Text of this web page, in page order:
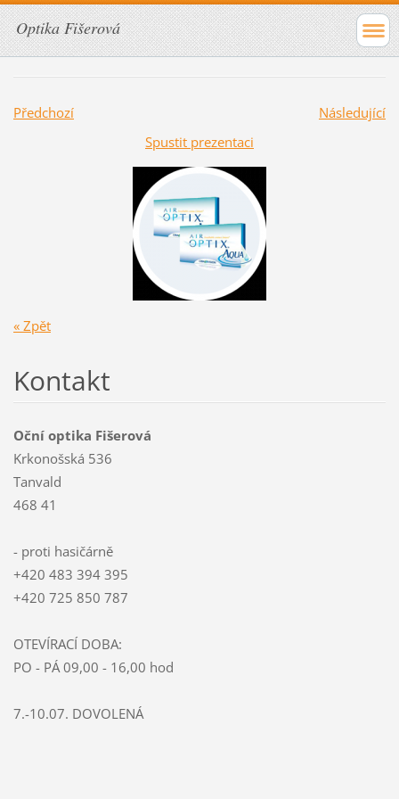
Optika Fišerová
Předchozí
Následující
Spustit prezentaci
« Zpět
Kontakt
Oční optika Fišerová
Krkonošská 536
Tanvald
468 41
- proti hasičárně
+420 483 394 395
+420 725 850 787
OTEVÍRACÍ DOBA:
PO - PÁ 09,00 - 16,00 hod
7.-10.07. DOVOLENÁ